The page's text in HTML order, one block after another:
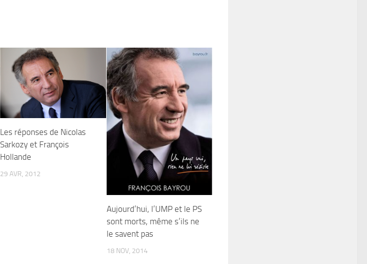
Les réponses de Nicolas
Sarkozy et François
Hollande
29 AVR, 2012
Aujourd’hui, l’UMP et le PS
sont morts, même s’ils ne
le savent pas
18 NOV, 2014